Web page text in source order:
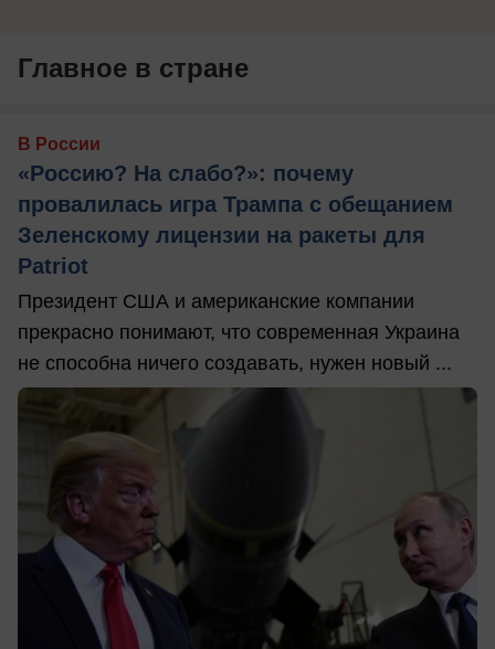
Главное в стране
В России
«Россию? На слабо?»: почему
провалилась игра Трампа с обещанием
Зеленскому лицензии на ракеты для
Patriot
Президент США и американские компании
прекрасно понимают, что современная Украина
не способна ничего создавать, нужен новый ...